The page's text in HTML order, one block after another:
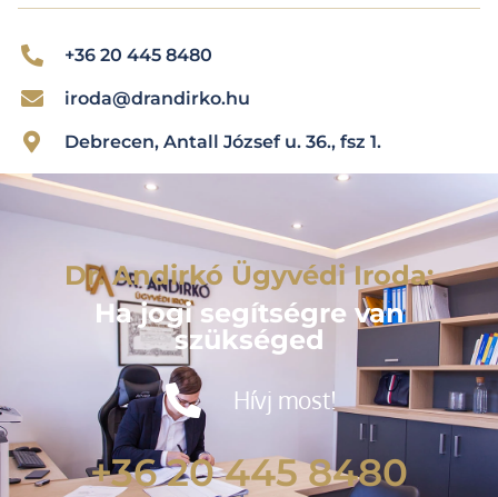
+36 20 445 8480
iroda@drandirko.hu
Debrecen, Antall József u. 36., fsz 1.
Dr. Andirkó Ügyvédi Iroda:
Ha jogi segítségre van
szükséged
Hívj most!
+36 20 445 8480